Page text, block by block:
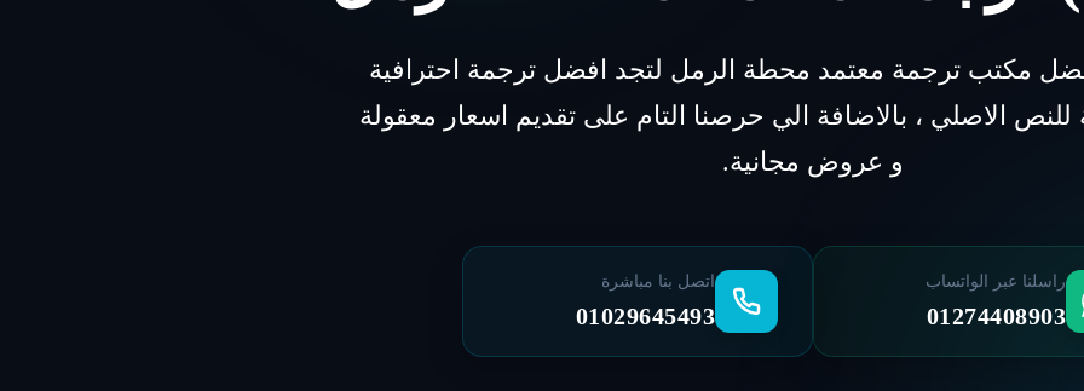
مكتب ترجمة معتمد محطة الرمل لتجد افضل ترجمة احترافية
الاصلي ، بالاضافة الي حرصنا التام على تقديم اسعار معقولة
و عروض مجانية.
راسلنا عبر الواتساب
01274408903
اتصل بنا مباشرة
01029645493